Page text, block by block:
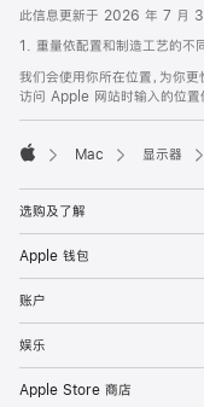
此信息更新于 2026 年 7 月
1. 重量依配置和制造工艺的不
我们会使用你所在位置，为你
访问 Apple 网站时输入的位置
Mac 显示器
选购及了解
Apple 钱包
账户
娱乐
Apple Store 商店